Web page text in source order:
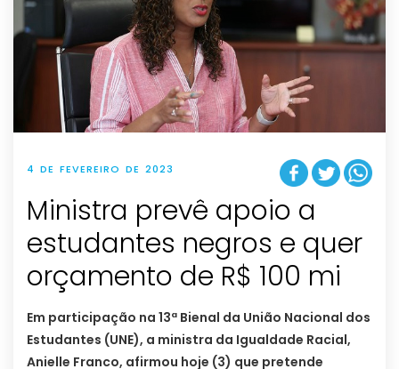
4 DE FEVEREIRO DE 2023
Ministra prevê apoio a
estudantes negros e quer
orçamento de R$ 100 mi
Em participação na 13ª Bienal da União Nacional dos
Estudantes (UNE), a ministra da Igualdade Racial,
Anielle Franco, afirmou hoje (3) que pretende